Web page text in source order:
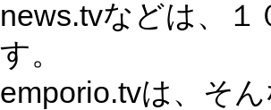
news.tvなどは、
す。
emporio.tvは、そ